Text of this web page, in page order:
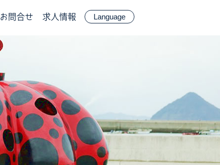
お問合せ 求人情報 Language